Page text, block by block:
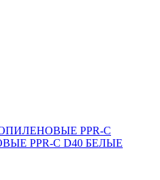
PPR-C
PPR-C D40 БЕЛЫЕ